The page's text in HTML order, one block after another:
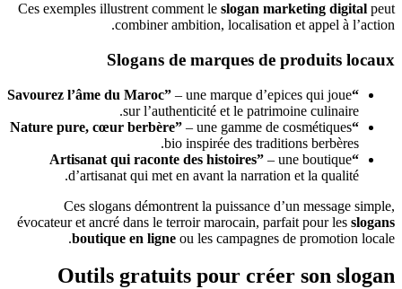
Ces exemples illustrent comment le slogan marketing digital peut
combiner ambition, localisation et appel à l’action.
Slogans de marques de produits locaux
“Savourez l’âme du Maroc”
– une marque d’epices qui joue
sur l’authenticité et le patrimoine culinaire.
“Nature pure, cœur berbère”
– une gamme de cosmétiques
bio inspirée des traditions berbères.
“Artisanat qui raconte des histoires”
– une boutique
d’artisanat qui met en avant la narration et la qualité.
Ces slogans démontrent la puissance d’un message simple,
évocateur et ancré dans le terroir marocain, parfait pour les slogans
boutique en ligne ou les campagnes de promotion locale.
Outils gratuits pour créer son slogan